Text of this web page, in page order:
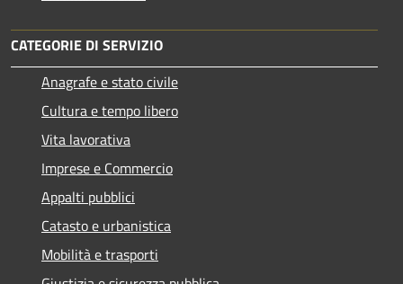
CATEGORIE DI SERVIZIO
Anagrafe e stato civile
Cultura e tempo libero
Vita lavorativa
Imprese e Commercio
Appalti pubblici
Catasto e urbanistica
Mobilità e trasporti